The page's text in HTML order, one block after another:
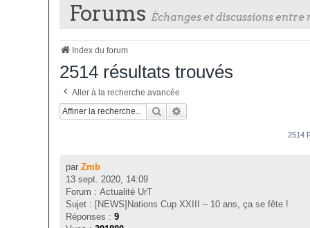
Rejoignez-nous sur le discord Urban Terror
France !
vous vous
Forums Échanges et discussions
Index du forum
2514 résultats trouvés
Aller à la recherche avancée
Rechercher
2514
par Zmb
13 sept. 2020, 14:09
Forum : Actualité UrT
Sujet : [NEWS]Nations Cup XXIII – 10 ans, ça se fête !
Réponses : 9